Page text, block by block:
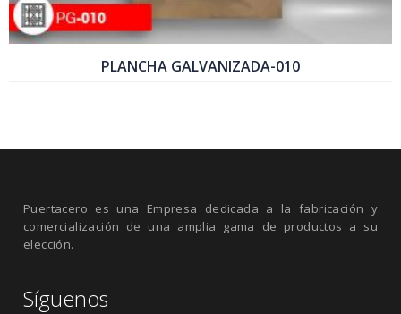
PLANCHA GALVANIZADA-010
Puertacero es una Empresa dedicada a la fabricación y
comercialización de una amplia gama de productos a su
elección.
Síguenos